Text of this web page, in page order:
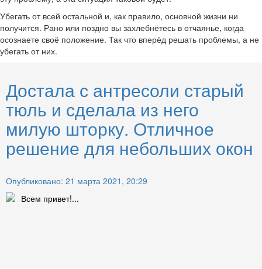
Убегать от всей остальной и, как правило, основной жизни ни
получится. Рано или поздно вы захлебнётесь в отчаянье, когда
осознаете своё положение. Так что вперёд решать проблемы, а не
убегать от них.
Достала с антресоли старый
тюль и сделала из него
милую шторку. Отличное
решение для небольших окон
Опубликовано: 21 марта 2021, 20:29
Всем привет!...